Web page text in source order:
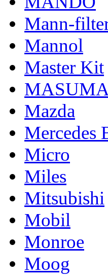
Mann-
Mannol
Master Kit
Mazda
Mercedes
Micro
Miles
Mitsubishi
Mobil
Monroe
Moog